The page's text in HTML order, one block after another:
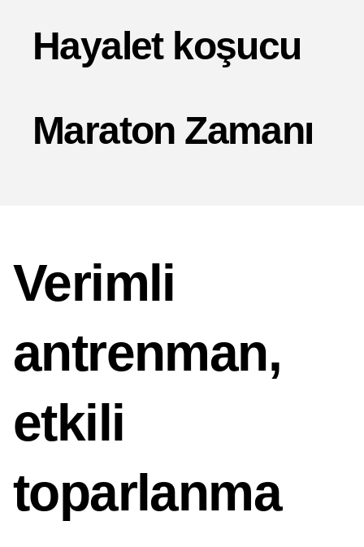
Hayalet koşucu
Maraton Zamanı
Verimli
antrenman,
etkili
toparlanma